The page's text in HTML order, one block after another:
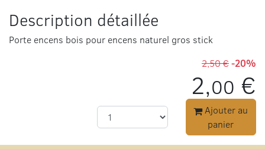
Description détaillée
Porte encens bois pour encens naturel gros stick
2,50 €-20%
2,00 €
Ajouter au
panier